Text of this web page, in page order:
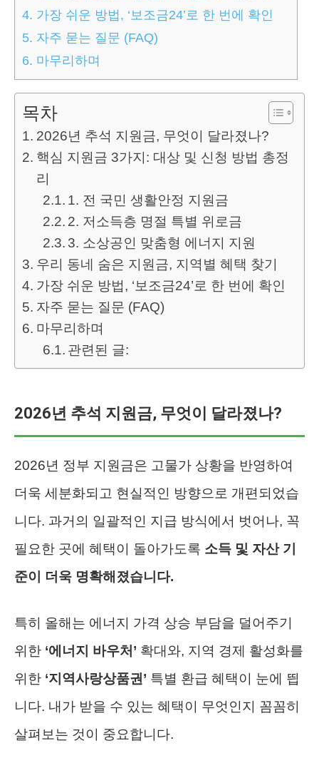
4. 가장 쉬운 방법, ‘보조금24’로 한 번에 확인
5. 자주 묻는 질문 (FAQ)
6. 마무리하며
목차
2026년 추석 지원금, 무엇이 달라졌나?
핵심 지원금 3가지: 대상 및 신청 방법 총정
리
1. 전 국민 생활안정 지원금
2. 저소득층 명절 특별 위로금
3. 소상공인 맞춤형 에너지 지원
우리 동네 숨은 지원금, 지역별 혜택 찾기
가장 쉬운 방법, ‘보조금24’로 한 번에 확인
자주 묻는 질문 (FAQ)
마무리하며
관련된 글:
2026년 추석 지원금, 무엇이 달라졌나?
2026년 정부 지원금은 고물가 상황을 반영하여
더욱 세분화되고 현실적인 방향으로 개편되었습
니다. 과거의 일괄적인 지급 방식에서 벗어나, 꼭
필요한 곳에 혜택이 돌아가도록 소득 및 자산 기
준이 더욱 명확해졌습니다.
특히 올해는 에너지 가격 상승 부담을 덜어주기
위한 ‘에너지 바우처’ 확대와, 지역 경제 활성화를
위한 ‘지역사랑상품권’ 특별 환급 혜택이 눈에 띕
니다. 내가 받을 수 있는 혜택이 무엇인지 꼼꼼히
살펴보는 것이 중요합니다.